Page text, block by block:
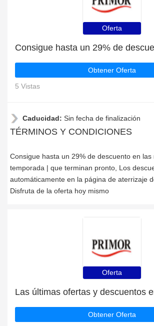
Oferta
Obtener Oferta
5 Vistas
Caducidad: Sin fecha de finalización
TÉRMINOS Y CONDICIONES
Consigue hasta un 29% de descuento en
temporada | que terminan pronto, Los
automáticamente en la página de aterrizaje
Disfruta de la oferta hoy mismo
Oferta
Las últimas ofertas y descuentos
Obtener Oferta